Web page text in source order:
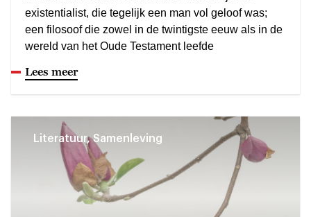
existentialist, die tegelijk een man vol geloof was;
een filosoof die zowel in de twintigste eeuw als in de
wereld van het Oude Testament leefde
Lees meer
Literatuur, Samenleving